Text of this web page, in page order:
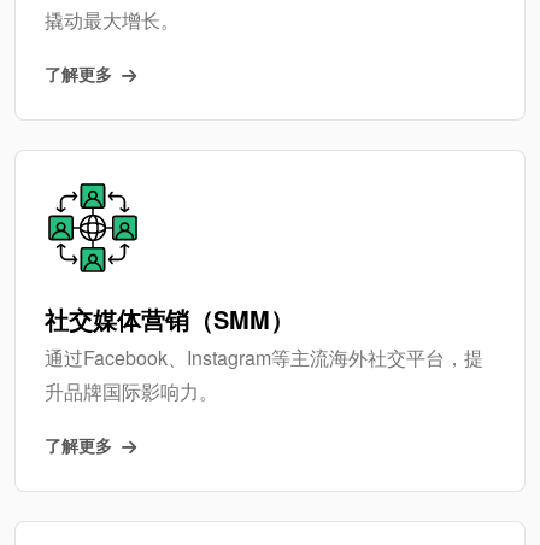
撬动最大增长。
了解更多
社交媒体营销（SMM）
通过Facebook、Instagram等主流海外社交平台，提
升品牌国际影响力。
了解更多